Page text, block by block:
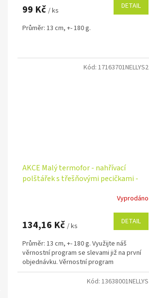
99 Kč / ks DETAIL
Průměr: 13 cm, +- 180 g.
AKCE Malý termofor - nahřívací
polštářek s třešňovými pecičkami -
Vyprodáno
134,16 Kč / ks DETAIL
Průměr: 13 cm, +- 180 g. Využijte náš
věrnostní program se slevami již na první
objednávku. Věrnostní program
Kód: 17163701NELLYS2
Kód: 13638001NELLYS